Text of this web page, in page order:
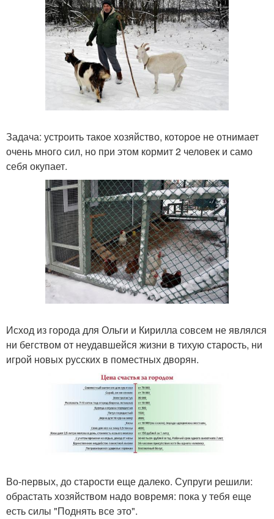
Задача: устроить такое хозяйство, которое не отнимает
очень много сил, но при этом кормит 2 человек и само
себя окупает.
Исход из города для Ольги и Кирилла совсем не являлся
ни бегством от неудавшейся жизни в тихую старость, ни
игрой новых русских в поместных дворян.
Во-первых, до старости еще далеко. Супруги решили:
обрастать хозяйством надо вовремя: пока у тебя еще
есть силы "Поднять все это".